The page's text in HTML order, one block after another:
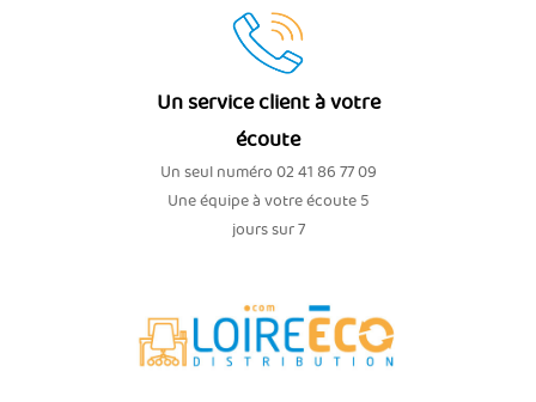
Un service client à votre
écoute
Un seul numéro 02 41 86 77 09
Une équipe à votre écoute 5
jours sur 7